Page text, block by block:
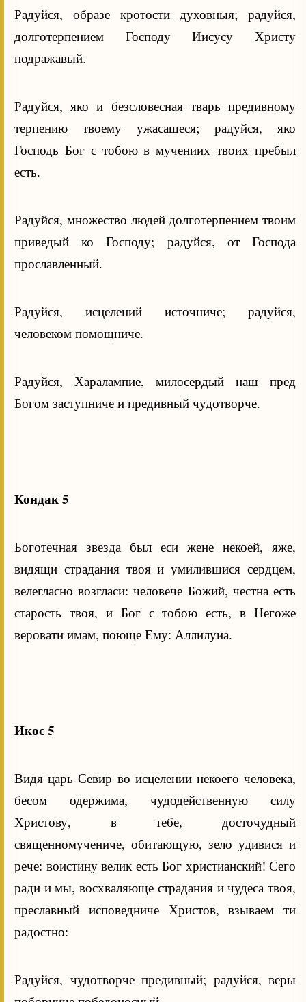
Радуйся, образе кротости духовныя; радуйся,
долготерпением Господу Иисусу Христу
подражавый.
Радуйся, яко и безсловесная тварь предивному
терпению твоему ужасашеся; радуйся, яко
Господь Бог с тобою в мучениих твоих пребыл
есть.
Радуйся, множество людей долготерпением твоим
приведый ко Господу; радуйся, от Господа
прославленный.
Радуйся, исцелений источниче; радуйся,
человеком помощниче.
Радуйся, Харалампие, милосердый наш пред
Богом заступниче и предивный чудотворче.
Кондак 5
Боготечная звезда был еси жене некоей, яже,
видящи страдания твоя и умилившися сердцем,
велегласно возгласи: человече Божий, честна есть
старость твоя, и Бог с тобою есть, в Негоже
веровати имам, поюще Ему: Аллилуиа.
Икос 5
Видя царь Севир во исцелении некоего человека,
бесом одержима, чудодейственную силу
Христову, в тебе, досточудный
священномучениче, обитающую, зело удивися и
рече: воистину велик есть Бог христианский! Сего
ради и мы, восхваляюще страдания и чудеса твоя,
преславный исповедниче Христов, взываем ти
радостно:
Радуйся, чудотворче предивный; радуйся, веры